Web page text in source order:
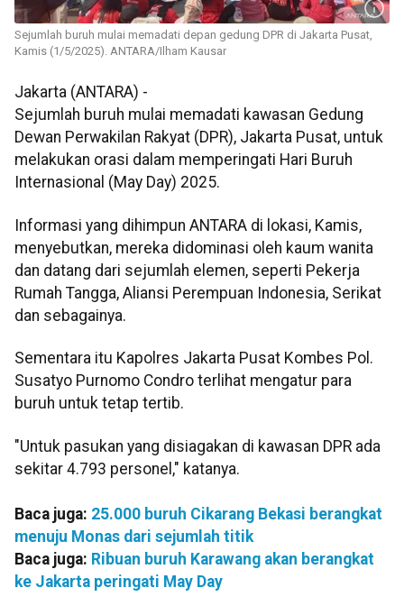
Sejumlah buruh mulai memadati depan gedung DPR di Jakarta Pusat,
Kamis (1/5/2025). ANTARA/Ilham Kausar
Jakarta (ANTARA) -
Sejumlah buruh mulai memadati kawasan Gedung
Dewan Perwakilan Rakyat (DPR), Jakarta Pusat, untuk
melakukan orasi dalam memperingati Hari Buruh
Internasional (May Day) 2025.
Informasi yang dihimpun ANTARA di lokasi, Kamis,
menyebutkan, mereka didominasi oleh kaum wanita
dan datang dari sejumlah elemen, seperti Pekerja
Rumah Tangga, Aliansi Perempuan Indonesia, Serikat
dan sebagainya.
Sementara itu Kapolres Jakarta Pusat Kombes Pol.
Susatyo Purnomo Condro terlihat mengatur para
buruh untuk tetap tertib.
"Untuk pasukan yang disiagakan di kawasan DPR ada
sekitar 4.793 personel," katanya.
Baca juga: 25.000 buruh Cikarang Bekasi berangkat
menuju Monas dari sejumlah titik
Baca juga: Ribuan buruh Karawang akan berangkat
ke Jakarta peringati May Day